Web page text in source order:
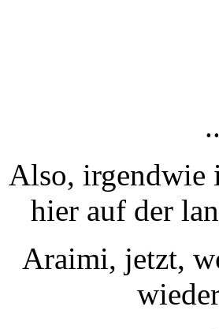
Also, irgendwie
hier auf der
Araimi, jetzt,